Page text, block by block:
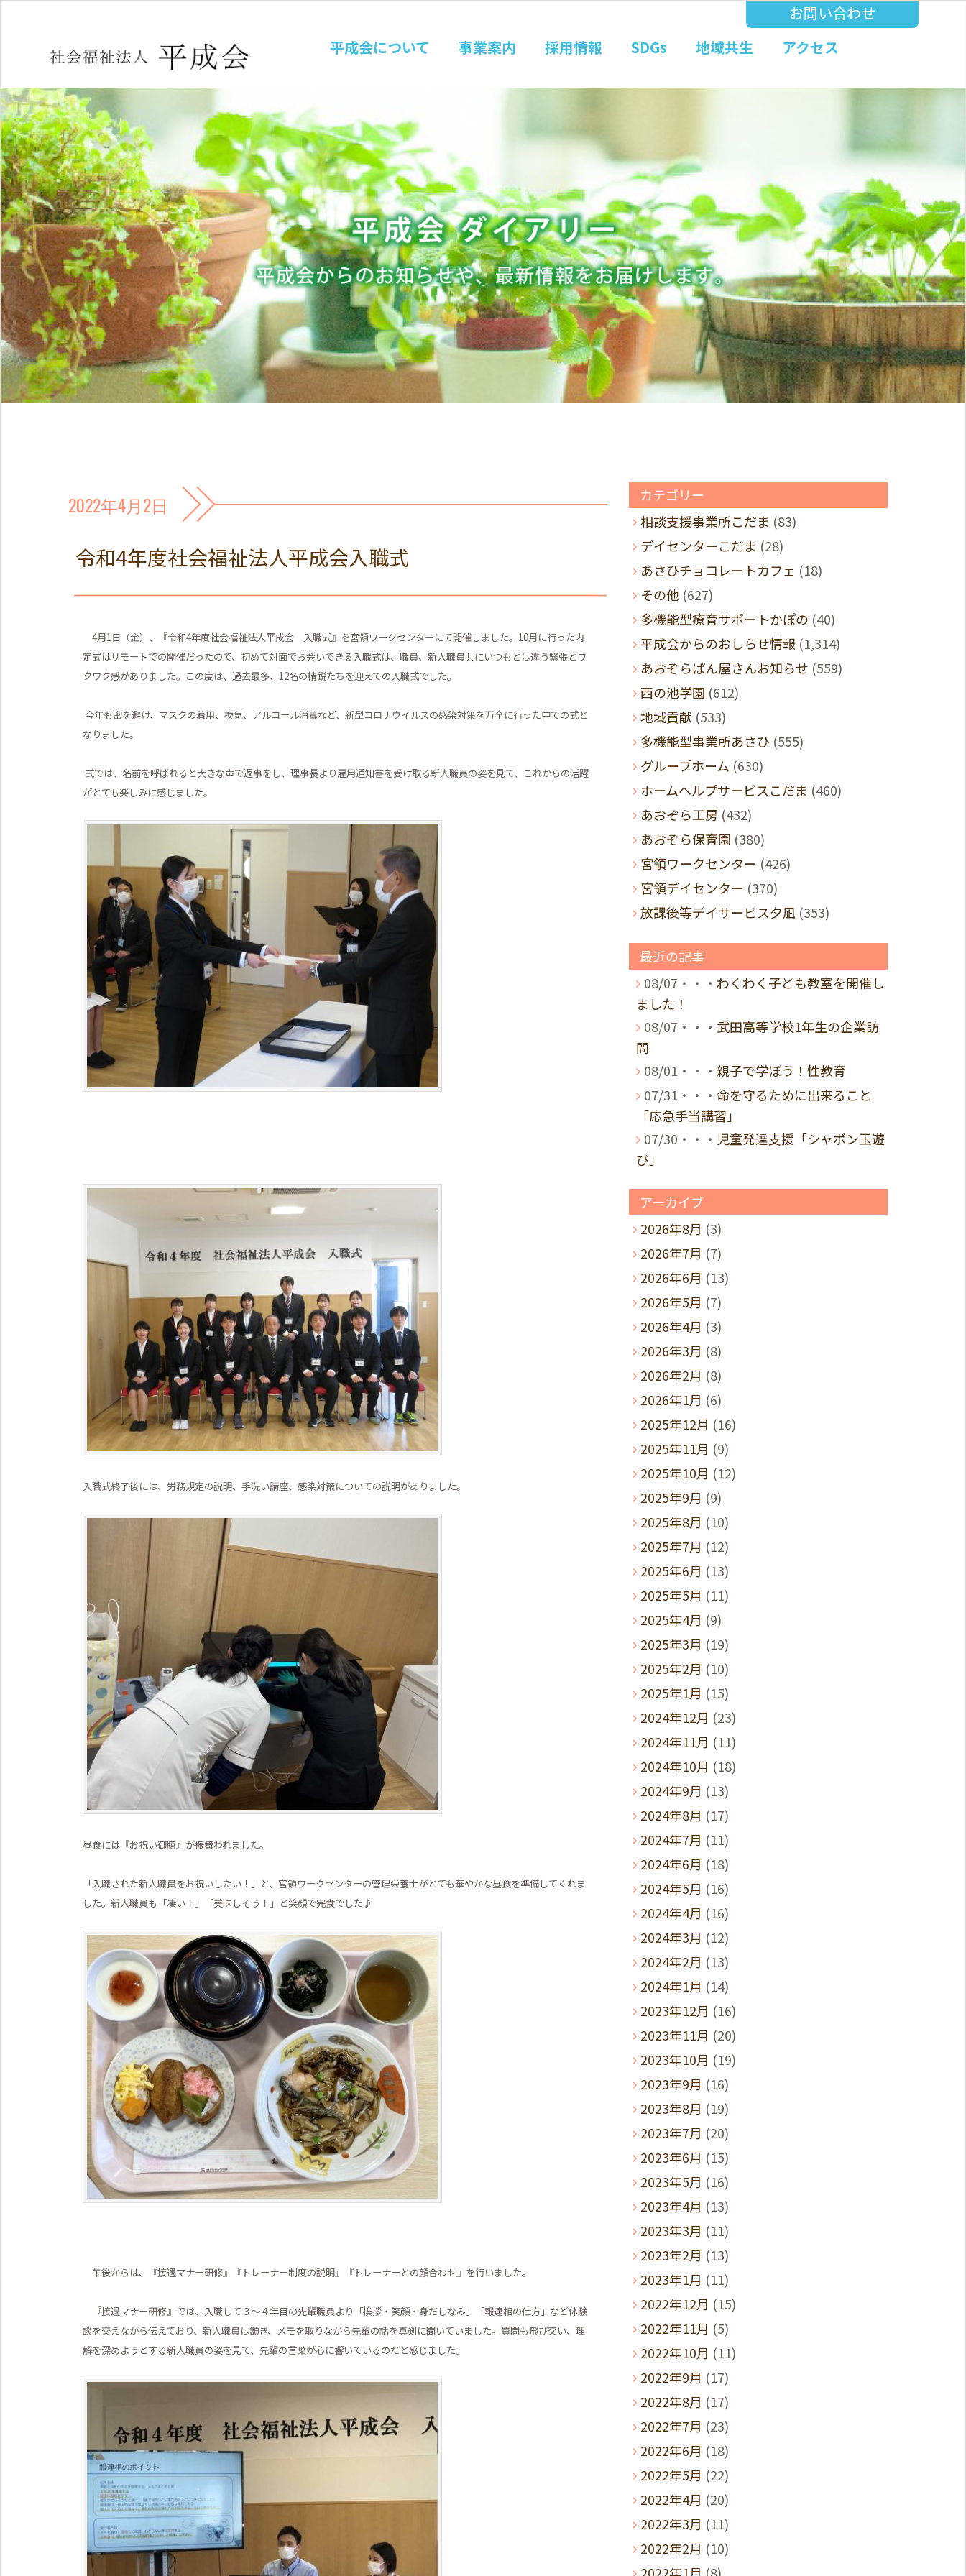
お問い合わせ
平成会について
事業案内 採用情報 SDGs 地域共生 アクセス
2022年4月2日
令和4年度社会福祉法人平成会入職式
4月1日（金）、『令和4年度社会福祉法人平成会 入職式』を宮領ワークセンターにて開催しました。10月に行った内
定式はリモートでの開催だったので、初めて対面でお会いできる入職式は、職員、新人職員共にいつもとは違う緊張とワ
クワク感がありました。この度は、過去最多、12名の精鋭たちを迎えての入職式でした。
今年も密を避け、マスクの着用、換気、アルコール消毒など、新型コロナウイルスの感染対策を万全に行った中での式と
なりました。
式では、名前を呼ばれると大きな声で返事をし、理事長より雇用通知書を受け取る新人職員の姿を見て、これからの活躍
がとても楽しみに感じました。
入職式終了後には、労務規定の説明、手洗い講座、感染対策についての説明がありました。
昼食には『お祝い御膳』が振舞われました。
「入職された新人職員をお祝いしたい！」と、宮領ワークセンターの管理栄養士がとても華やかな昼食を準備してくれま
した。新人職員も「凄い！」「美味しそう！」と笑顔で完食でした♪
午後からは、『接遇マナー研修』『トレーナー制度の説明』『トレーナーとの顔合わせ』を行いました。
『接遇マナー研修』では、入職して３～４年目の先輩職員より「挨拶・笑顔・身だしなみ」「報連相の仕方」など体験
談を交えながら伝えており、新人職員は頷き、メモを取りながら先輩の話を真剣に聞いていました。質問も飛び交い、理
解を深めようとする新人職員の姿を見て、先輩の言葉が心に響いているのだと感じました。
カテゴリー
相談支援事業所こだま (83)
デイセンターこだま (28)
あさひチョコレートカフェ (18)
その他 (627)
多機能型療育サポートかぽの (40)
平成会からのおしらせ情報 (1,314)
あおぞらぱん屋さんお知らせ (559)
西の池学園 (612)
地域貢献 (533)
多機能型事業所あさひ (555)
グループホーム (630)
ホームヘルプサービスこだま (460)
あおぞら工房 (432)
あおぞら保育園 (380)
宮領ワークセンター (426)
宮領デイセンター (370)
放課後等デイサービス夕凪 (353)
最近の記事
08/07・・・ わくわく子ども教室を開催し
ました！
08/07・・・ 武田高等学校1年生の企業訪
問
08/01・・・ 親子で学ぼう！性教育
07/31・・・ 命を守るために出来ること
「応急手当講習」
07/30・・・ 児童発達支援「シャボン玉遊
び」
アーカイブ
2026年8月 (3)
2026年7月 (7)
2026年6月 (13)
2026年5月 (7)
2026年4月 (3)
2026年3月 (8)
2026年2月 (8)
2026年1月 (6)
2025年12月 (16)
2025年11月 (9)
2025年10月 (12)
2025年9月 (9)
2025年8月 (10)
2025年7月 (12)
2025年6月 (13)
2025年5月 (11)
2025年4月 (9)
2025年3月 (19)
2025年2月 (10)
2025年1月 (15)
2024年12月 (23)
2024年11月 (11)
2024年10月 (18)
2024年9月 (13)
2024年8月 (17)
2024年7月 (11)
2024年6月 (18)
2024年5月 (16)
2024年4月 (16)
2024年3月 (12)
2024年2月 (13)
2024年1月 (14)
2023年12月 (16)
2023年11月 (20)
2023年10月 (19)
2023年9月 (16)
2023年8月 (19)
2023年7月 (20)
2023年6月 (15)
2023年5月 (16)
2023年4月 (13)
2023年3月 (11)
2023年2月 (13)
2023年1月 (11)
2022年12月 (15)
2022年11月 (5)
2022年10月 (11)
2022年9月 (17)
2022年8月 (17)
2022年7月 (23)
2022年6月 (18)
2022年5月 (22)
2022年4月 (20)
2022年3月 (11)
2022年2月 (10)